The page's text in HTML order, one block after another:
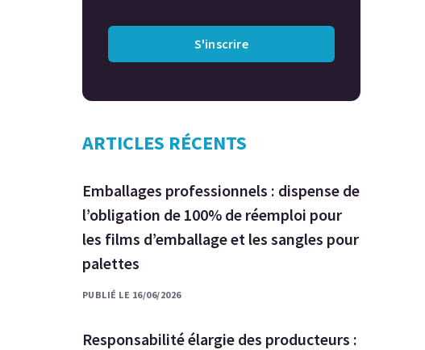
S'inscrire
ARTICLES RÉCENTS
Emballages professionnels : dispense de
l’obligation de 100% de réemploi pour
les films d’emballage et les sangles pour
palettes
PUBLIÉ LE 16/06/2026
Responsabilité élargie des producteurs :